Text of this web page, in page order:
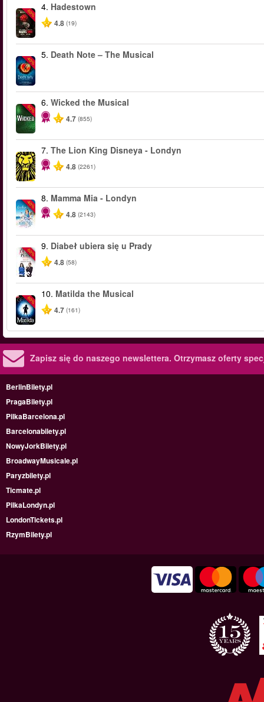
-50%
4. Hadestown
4.8 (19)
-40%
5. Death Note – The Musical
-50%
6. Wicked the Musical
4.7 (855)
7. The Lion King Disneya - Londyn
4.8 (2261)
-40%
8. Mamma Mia - Londyn
4.8 (2143)
-50%
9. Diabeł ubiera się u Prady
4.8 (58)
-50%
10. Matilda the Musical
4.7 (161)
Zapisz się do naszego newslettera. Otrzymasz oferty
BerlinBilety.pl
PragaBilety.pl
PilkaBarcelona.pl
Barcelonabilety.pl
NowyJorkBilety.pl
BroadwayMusicale.pl
Paryzbilety.pl
Ticmate.pl
PilkaLondyn.pl
LondonTickets.pl
RzymBilety.pl